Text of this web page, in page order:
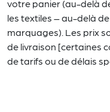
votre panier (au-delà
les textiles – au-delà
marquages). Les prix
de livraison [certaines
de tarifs ou de délais